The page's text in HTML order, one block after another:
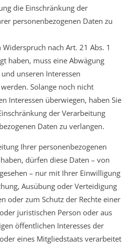
die Einschränkung der
personenbezogenen Daten zu
Widerspruch nach Art. 21 Abs. 1
haben, muss eine Abwägung
unseren Interessen
Solange noch nicht
Interessen überwiegen, haben Sie
der Verarbeitung
Daten zu verlangen.
Ihrer personenbezogenen
dürfen diese Daten – von
– nur mit Ihrer Einwilligung
Ausübung oder Verteidigung
oder zum Schutz der Rechte einer
juristischen Person oder aus
öffentlichen Interesses der
eines Mitgliedstaats verarbeitet